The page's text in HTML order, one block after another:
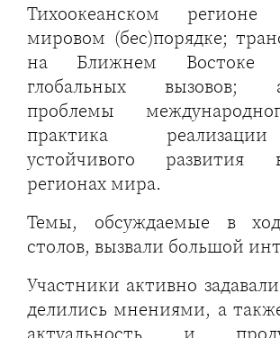
Тихоокеанском
мировом (бес)порядке;
на Ближнем
глобальных вызовов;
проблемы
практика
устойчивого
регионах мира.
Темы, обсуждаемые в
столов, вызвали большой
Участники активно
делились мнениями, а